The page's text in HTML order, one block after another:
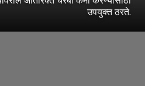
उपयुक्त ठरते.